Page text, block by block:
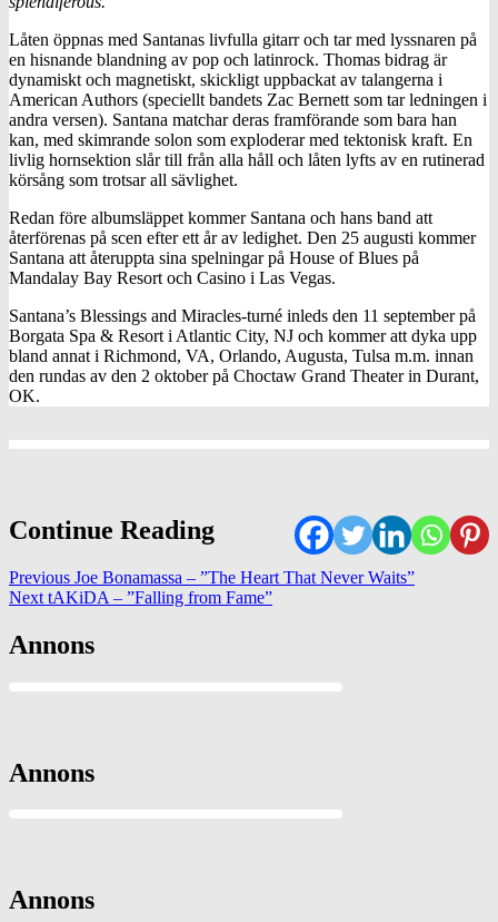
Låten öppnas med Santanas livfulla gitarr och tar med lyssnaren på
en hisnande blandning av pop och latinrock. Thomas bidrag är
dynamiskt och magnetiskt, skickligt uppbackat av talangerna i
American Authors (speciellt bandets Zac Bernett som tar ledningen i
andra versen). Santana matchar deras framförande som bara han
kan, med skimrande solon som exploderar med tektonisk kraft. En
livlig hornsektion slår till från alla håll och låten lyfts av en rutinerad
körsång som trotsar all sävlighet.
Redan före albumsläppet kommer Santana och hans band att
återförenas på scen efter ett år av ledighet. Den 25 augusti kommer
Santana att återuppta sina spelningar på House of Blues på
Mandalay Bay Resort och Casino i Las Vegas.
Santana’s Blessings and Miracles-turné inleds den 11 september på
Borgata Spa & Resort i Atlantic City, NJ och kommer att dyka upp
bland annat i Richmond, VA, Orlando, Augusta, Tulsa m.m. innan
den rundas av den 2 oktober på Choctaw Grand Theater in Durant,
OK.
Continue Reading
Previous Joe Bonamassa – ”The Heart That Never Waits”
Next tAKiDA – ”Falling from Fame”
Annons
Annons
Annons